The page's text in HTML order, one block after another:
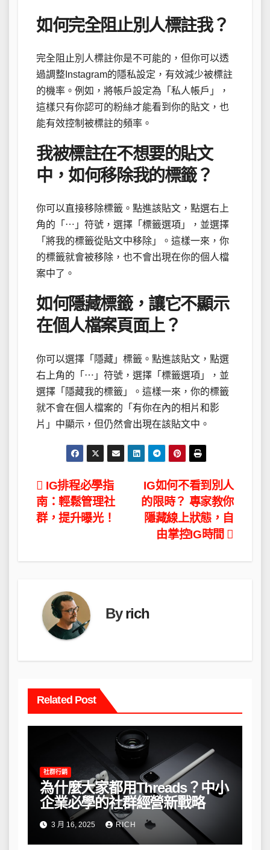
如何完全阻止別人標註我？
完全阻止別人標註你是不可能的，但你可以透
過調整Instagram的隱私設定，有效減少被標註
的機率。例如，將帳戶設定為「私人帳戶」，
這樣只有你認可的粉絲才能看到你的貼文，也
能有效控制被標註的頻率。
我被標註在不想要的貼文
中，如何移除我的標籤？
你可以直接移除標籤。點進該貼文，點選右上
角的「⋯」符號，選擇「標籤選項」，並選擇
「將我的標籤從貼文中移除」。這樣一來，你
的標籤就會被移除，也不會出現在你的個人檔
案中了。
如何隱藏標籤，讓它不顯示
在個人檔案頁面上？
你可以選擇「隱藏」標籤。點進該貼文，點選
右上角的「⋯」符號，選擇「標籤選項」，並
選擇「隱藏我的標籤」。這樣一來，你的標籤
就不會在個人檔案的「有你在內的相片和影
片」中顯示，但仍然會出現在該貼文中。
文
章
覽
IG如何不看到別人
的限時？ 專家教你
隱藏線上狀態，自
由掌控IG時間
IG排程必學指
南：輕鬆管理社
群，提升曝光！
Byrich
Related Post
社群行銷
為什麼大家都用Threads？中小
企業必學的社群經營新戰略
3 月 16, 2025 RICH